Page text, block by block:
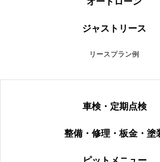
ジャストリース
リースプラン例
車検・定期点検
整備・修理・板金・塗